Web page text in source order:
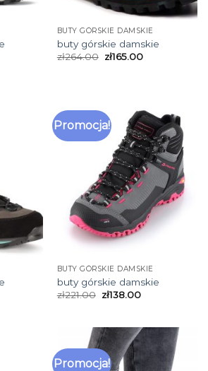
BUTY GÓRSKIE DAMSKIE
buty górskie damskie
zł264.00 zł165.00
Promocja!
BUTY GÓRSKIE DAMSKIE
buty górskie damskie
zł221.00 zł138.00
Promocja!